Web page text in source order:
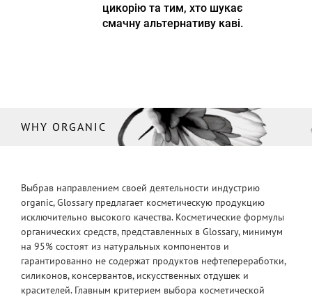
цикорію та тим, хто шукає
смачну альтернативу каві.
WHY ORGANIC
Выбрав направлением своей деятельности индустрию
organic, Glossary предлагает косметическую продукцию
исключительно высокого качества. Косметические формулы
органических средств, представленных в Glossary, минимум
на 95% состоят из натуральных компонентов и
гарантированно не содержат продуктов нефтепереработки,
силиконов, консервантов, искусственных отдушек и
красителей. Главным критерием выбора косметической